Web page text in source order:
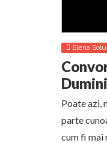
Elena
Poate azi,
parte
cum fi mai